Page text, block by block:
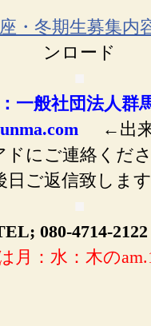
・冬期生募集内
ンロード
：一般社団法人群
←出
ドにご連絡くだ
日ご返信致しま
080-4714-
月：水：木の